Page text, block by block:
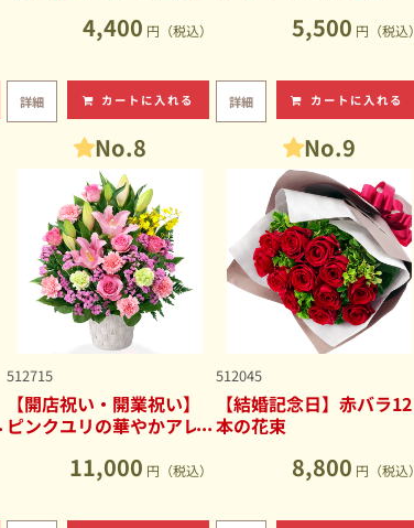
4,400 円（税込）
詳細 カートに入れる
5,500 円（税込）
詳細 カートに入れる
No.8
512715
【開店祝い・開業祝い】
ピンクユリの華やかアレ
11,000 円（税込）
No.9
512045
【結婚記念日】赤バラ12
本の花束
8,800 円（税込）